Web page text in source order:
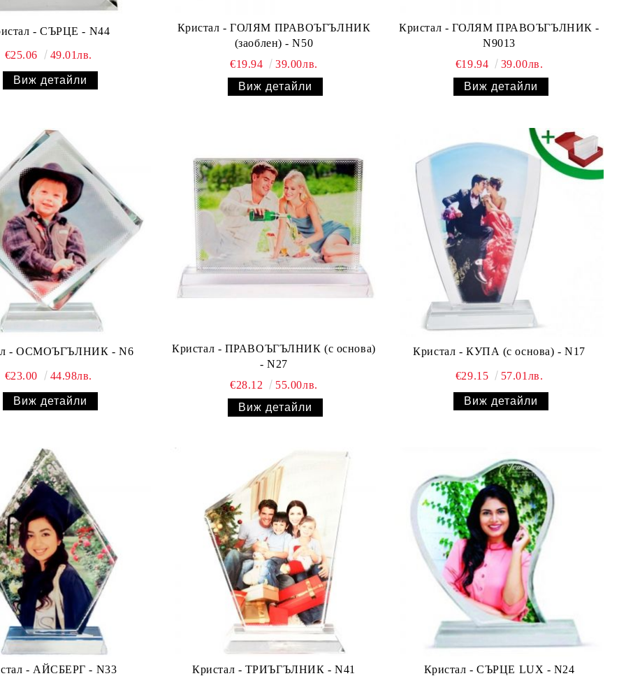
- СЪРЦЕ - N44
€25.06 49.01лв.
Виж детайли
Кристал - ГОЛЯМ ПРАВОЪГЪЛНИК
(заоблен) - N50
€19.94
39.00лв.
Виж детайли
Кристал - ГОЛЯМ ПРАВОЪГЪЛНИК -
N9013
€19.94
39.00лв.
Виж детайли
- ОСМОЪГЪЛНИК - N6
€23.00 44.98лв.
Виж детайли
Кристал - ПРАВОЪГЪЛНИК (с основа)
- N27
€28.12
55.00лв.
Виж детайли
Кристал - КУПА (с основа) - N17
€29.15 57.01лв.
Виж детайли
- АЙСБЕРГ - N33
Кристал - ТРИЪГЪЛНИК - N41
Кристал - СЪРЦЕ LUX - N24